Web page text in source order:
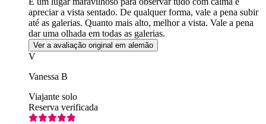
apreciar a vista sentado. De qualquer forma, vale a pena subir
até as galerias. Quanto mais alto, melhor a vista. Vale a pena
dar uma olhada em todas as galerias.
Ver a avaliação original em alemão
V
Vanessa B
Viajante solo
Reserva verificada